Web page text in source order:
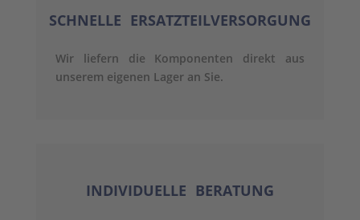
SCHNELLE ERSATZTEILVERSORGUNG
Wir liefern die Komponenten direkt aus
unserem eigenen Lager an Sie.
INDIVIDUELLE BERATUNG